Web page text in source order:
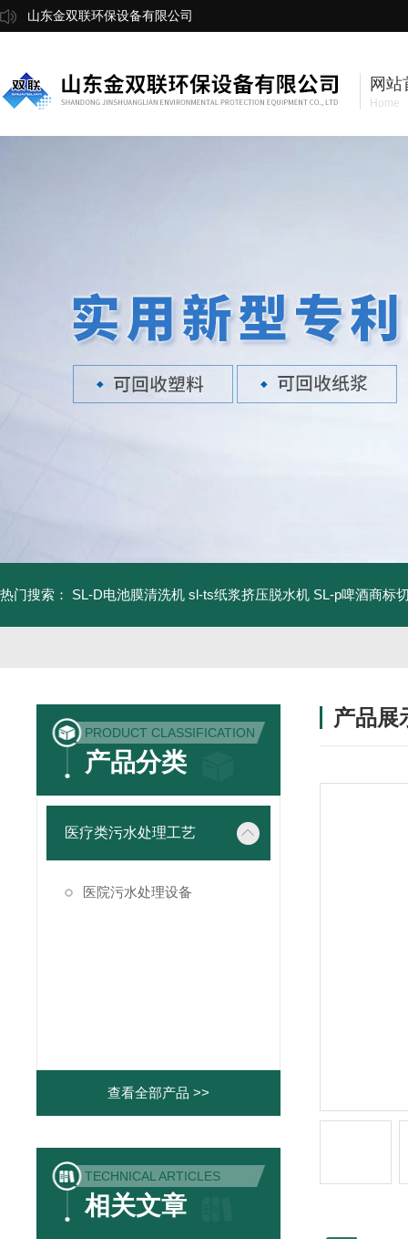
山东金双联环保设备有限公司
网站
Home
热门搜索： SL-D电池膜清洗机 sl-ts纸浆挤压脱水机 SL-p啤酒商标
PRODUCT CLASSIFICATION
产品分类
医疗类污水处理工艺
医院污水处理设备
查看全部产品 >>
TECHNICAL ARTICLES
相关文章
产品展